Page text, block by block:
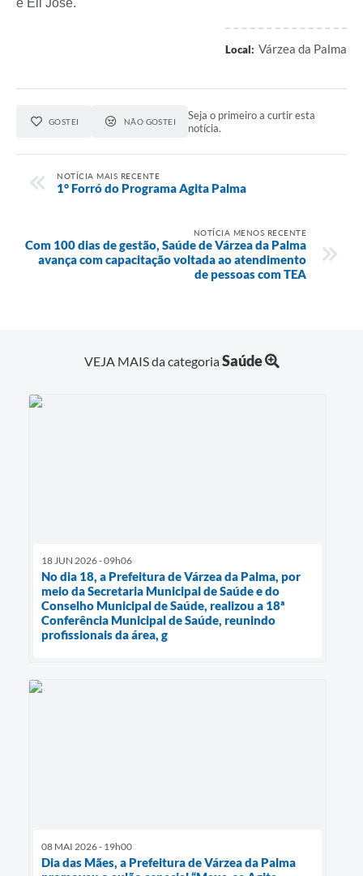
Emprega
Local: Várzea da Palma
GOSTEI NÃO GOSTEI
Seja o primeiro a curtir esta
notícia.
NOTÍCIA MAIS RECENTE
1° Forró do Programa Agita Palma
NOTÍCIA MENOS RECENTE
Com 100 dias de gestão, Saúde de Várzea da Palma
avança com capacitação voltada ao atendimento
de pessoas com TEA
VEJA MAIS da categoriaSaúde
18 JUN 2026 - 09h06
No dia 18, a Prefeitura de Várzea da Palma, por
meio da Secretaria Municipal de Saúde e do
Conselho Municipal de Saúde, realizou a 18ª
Conferência Municipal de Saúde, reunindo
profissionais da área, g
08 MAI 2026 - 19h00
Dia das Mães, a Prefeitura de Várzea da Palma